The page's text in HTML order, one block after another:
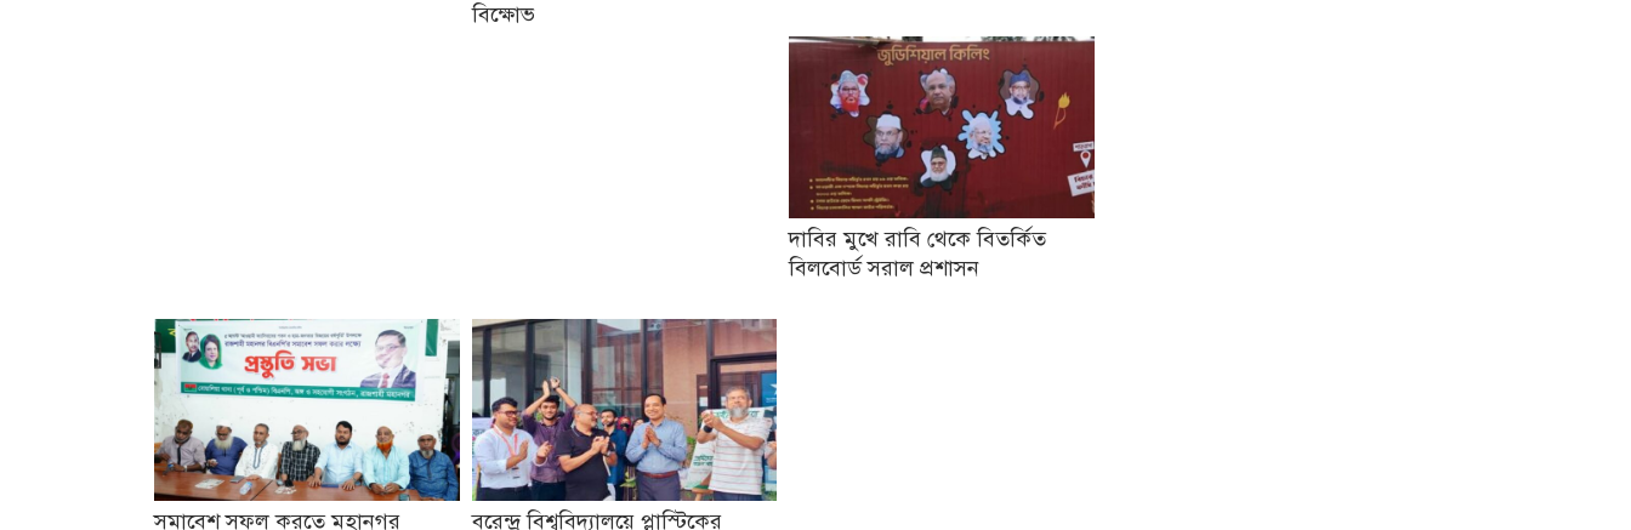
বিক্ষোভ
দাবির মুখে রাবি থেকে বিতর্কিত
বিলবোর্ড সরাল প্রশাসন
সমাবেশ সফল করতে মহানগর বরেন্দ্র বিশ্ববিদ্যালয়ে প্লাস্টিকের